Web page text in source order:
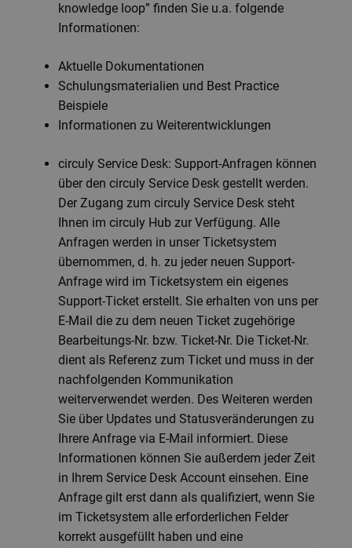
knowledge loop” finden Sie u.a. folgende
Informationen:
Aktuelle Dokumentationen
Schulungsmaterialien und Best Practice
Beispiele
Informationen zu Weiterentwicklungen
circuly Service Desk: Support-Anfragen können
über den circuly Service Desk gestellt werden.
Der Zugang zum circuly Service Desk steht
Ihnen im circuly Hub zur Verfügung. Alle
Anfragen werden in unser Ticketsystem
übernommen, d. h. zu jeder neuen Support-
Anfrage wird im Ticketsystem ein eigenes
Support-Ticket erstellt. Sie erhalten von uns per
E-Mail die zu dem neuen Ticket zugehörige
Bearbeitungs-Nr. bzw. Ticket-Nr. Die Ticket-Nr.
dient als Referenz zum Ticket und muss in der
nachfolgenden Kommunikation
weiterverwendet werden. Des Weiteren werden
Sie über Updates und Statusveränderungen zu
Ihrere Anfrage via E-Mail informiert. Diese
Informationen können Sie außerdem jeder Zeit
in Ihrem Service Desk Account einsehen. Eine
Anfrage gilt erst dann als qualifiziert, wenn Sie
im Ticketsystem alle erforderlichen Felder
korrekt ausgefüllt haben und eine